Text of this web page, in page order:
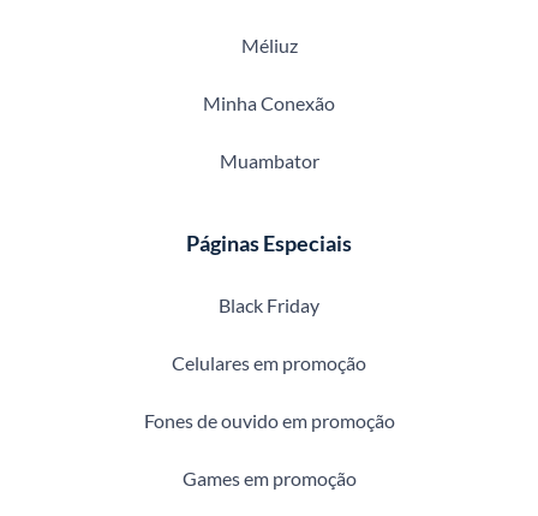
Méliuz
Minha Conexão
Muambator
Páginas Especiais
Black Friday
Celulares em promoção
Fones de ouvido em promoção
Games em promoção